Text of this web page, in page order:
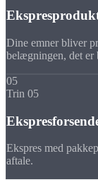
Dine emner bliver
belægningen, det er
05
Trin 05
Ekspres med
aftale.